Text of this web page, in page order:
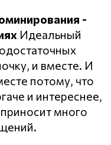
-
Идеальный
и вместе. И
потому, что
и интереснее,
много